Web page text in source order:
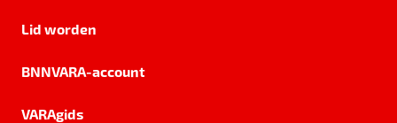
Lid worden
BNNVARA-account
VARAgids